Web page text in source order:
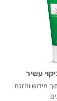
עשיר
חידוש והזנת